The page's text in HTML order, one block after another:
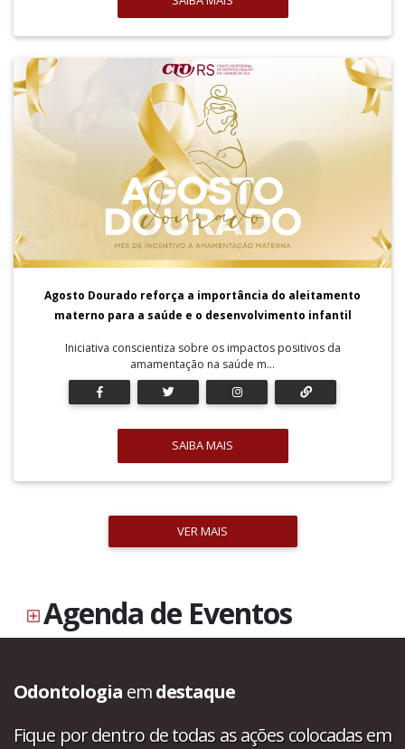
Agosto Dourado reforça a importância do aleitamento
materno para a saúde e o desenvolvimento infantil
Iniciativa conscientiza sobre os impactos positivos da
amamentação na saúde m...
SAIBA MAIS
VER MAIS
Agenda de Eventos
Odontologia emdestaque
Fique por dentro de todas as ações colocadas em